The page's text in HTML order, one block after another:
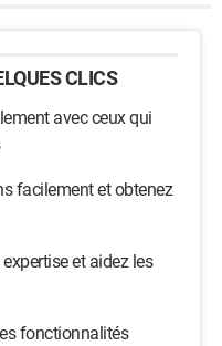
CLICS
avec ceux qui
facilement et obtenez
et aidez les
fonctionnalités